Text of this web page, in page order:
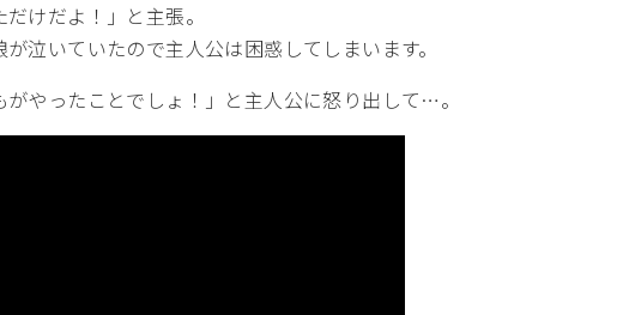
けだよ！」と主張。
泣いていたので主人公は困惑してしまいます。
やったことでしょ！」と主人公に怒り出して…。